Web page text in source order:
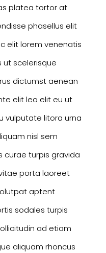
platea tortor at
phasellus elit
elit lorem venenatis
scelerisque
dictumst aenean
elit leo elit eu ut
vulputate litora urna
nisl sem
curae turpis gravida
porta laoreet
aptent
sodales turpis
ad etiam
aliquam rhoncus